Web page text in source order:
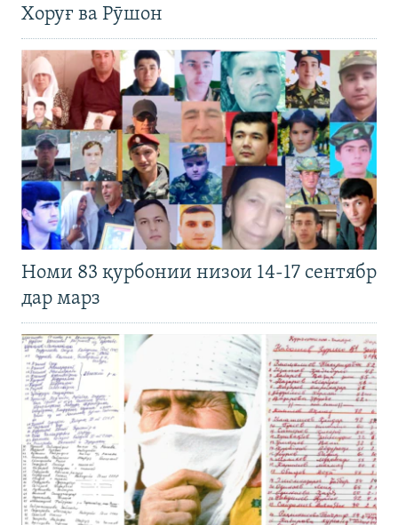
Хоруғ ва Рӯшон
Номи 83 қурбонии низои 14-17 сентябр
дар марз